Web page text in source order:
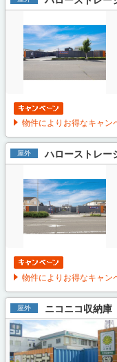
物件によりお得なキャン
屋外 ハローストレー
物件によりお得なキャン
屋外 ニコニコ収納